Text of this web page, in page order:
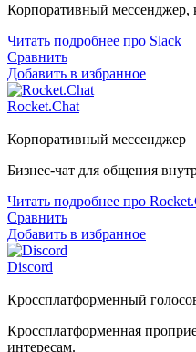
Корпоративный мессенджер,
Читать подробнее про Slack
Сравнить
Добавить в избранное
Rocket.Chat
Корпоративный мессенджер
Бизнес-чат для общения
Читать подробнее про
Сравнить
Добавить в избранное
Discord
Кроссплатформенный
Кроссплатформенная
интересам.